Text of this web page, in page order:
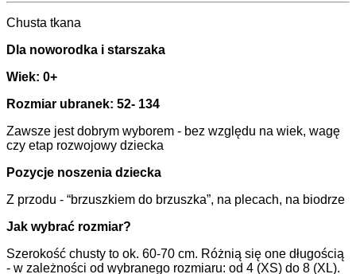
Chusta tkana
Dla noworodka i starszaka
Wiek: 0+
Rozmiar ubranek: 52- 134
Zawsze jest dobrym wyborem - bez względu na wiek, wagę
czy etap rozwojowy dziecka
Pozycje noszenia dziecka
Z przodu - “brzuszkiem do brzuszka”, na plecach, na biodrze
Jak wybrać rozmiar?
Szerokość chusty to ok. 60-70 cm. Różnią się one długością
- w zależności od wybranego rozmiaru: od 4 (XS) do 8 (XL).